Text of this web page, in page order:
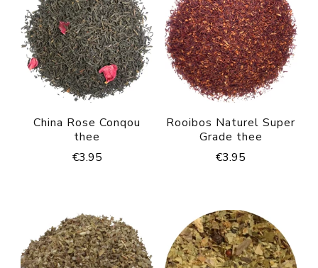
China Rose Conqou
thee
€3.95
Rooibos Naturel Super
Grade thee
€3.95